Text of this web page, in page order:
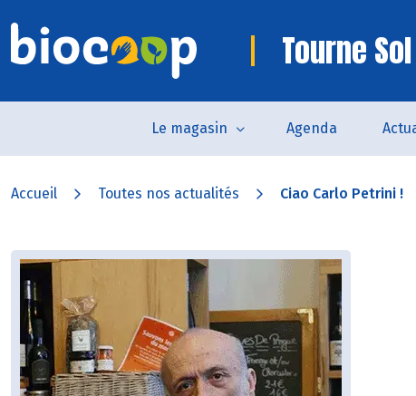
Tourne Sol
Le magasin Agenda
Accueil Toutes nos actualités Ciao Carlo Petrini !